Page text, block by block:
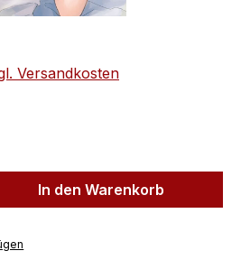
Versandkosten
Gib den
In den Warenkorb